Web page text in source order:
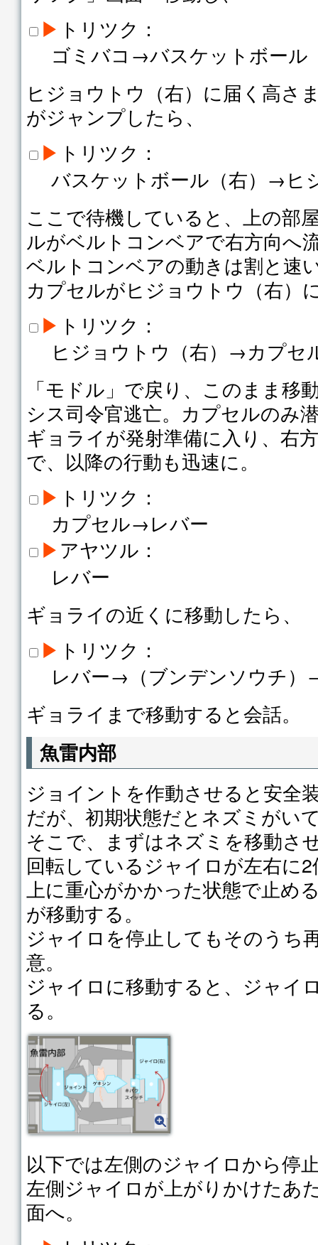
▶ トリツク：
ゴミバコ→バスケットボール
ヒジョウトウ（右）に届く高さ
がジャンプしたら、
▶ トリツク：
バスケットボール（右）→ヒ
ここで待機していると、上の部
ルがベルトコンベアで右方向へ
ベルトコンベアの動きは割と速
カプセルがヒジョウトウ（右）
▶ トリツク：
ヒジョウトウ（右）→カプセ
「モドル」で戻り、このまま移
シス司令官逃亡。カプセルのみ
ギョライが発射準備に入り、右
で、以降の行動も迅速に。
▶ トリツク：
カプセル→レバー
▶アヤツル：
レバー
ギョライの近くに移動したら、
▶ トリツク：
レバー→（ブンデンソウチ
ギョライまで移動すると会話。
魚雷内部
ジョイントを作動させると安全
だが、初期状態だとネズミがい
そこで、まずはネズミを移動さ
回転しているジャイロが左右に
上に重心がかかった状態で止め
が移動する。
ジャイロを停止してもそのうち
意。
ジャイロに移動すると、ジャイ
る。
以下では左側のジャイロから停
左側ジャイロが上がりかけたあ
面へ。